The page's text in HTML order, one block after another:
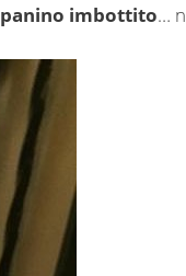
panino imbottito…